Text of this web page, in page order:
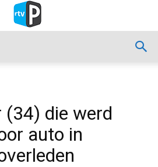
(34) die werd
auto in